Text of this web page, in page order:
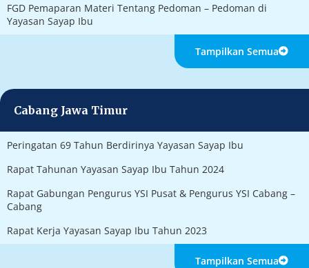
FGD Pemaparan Materi Tentang Pedoman – Pedoman di
Yayasan Sayap Ibu
Tampilkan Semua
Cabang Jawa Timur
Peringatan 69 Tahun Berdirinya Yayasan Sayap Ibu
Rapat Tahunan Yayasan Sayap Ibu Tahun 2024
Rapat Gabungan Pengurus YSI Pusat & Pengurus YSI Cabang –
Cabang
Rapat Kerja Yayasan Sayap Ibu Tahun 2023
Tampilkan Semua